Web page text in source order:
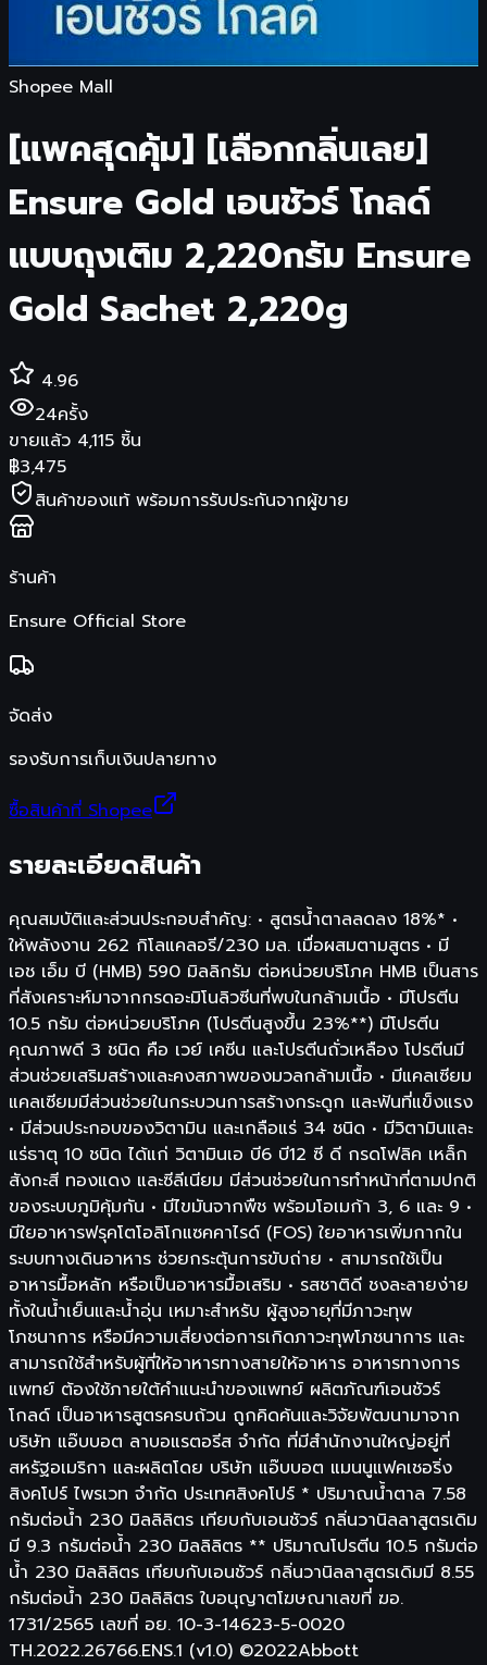
Shopee Mall
[แพคสุดคุ้ม] [เลือกกลิ่นเลย]
Ensure Gold เอนชัวร์ โกลด์
แบบถุงเติม 2,220กรัม Ensure
Gold Sachet 2,220g
4.96
24ครั้ง
ขายแล้ว 4,115 ชิ้น
฿3,475
สินค้าของแท้ พร้อมการรับประกันจากผู้ขาย
ร้านค้า
Ensure Official Store
จัดส่ง
รองรับการเก็บเงินปลายทาง
ซื้อสินค้าที่ Shopee
รายละเอียดสินค้า
คุณสมบัติและส่วนประกอบสำคัญ: • สูตรน้ำตาลลดลง 18%* •
ให้พลังงาน 262 กิโลแคลอรี/230 มล. เมื่อผสมตามสูตร • มี
เอช เอ็ม บี (HMB) 590 มิลลิกรัม ต่อหน่วยบริโภค HMB เป็นสาร
ที่สังเคราะห์มาจากกรดอะมิโนลิวซีนที่พบในกล้ามเนื้อ • มีโปรตีน
10.5 กรัม ต่อหน่วยบริโภค (โปรตีนสูงขึ้น 23%**) มีโปรตีน
คุณภาพดี 3 ชนิด คือ เวย์ เคซีน และโปรตีนถั่วเหลือง โปรตีนมี
ส่วนช่วยเสริมสร้างและคงสภาพของมวลกล้ามเนื้อ • มีแคลเซียม
แคลเซียมมีส่วนช่วยในกระบวนการสร้างกระดูก และฟันที่แข็งแรง
• มีส่วนประกอบของวิตามิน และเกลือแร่ 34 ชนิด • มีวิตามินและ
แร่ธาตุ 10 ชนิด ได้แก่ วิตามินเอ บี6 บี12 ซี ดี กรดโฟลิค เหล็ก
สังกะสี ทองแดง และซีลีเนียม มีส่วนช่วยในการทำหน้าที่ตามปกติ
ของระบบภูมิคุ้มกัน • มีไขมันจากพืช พร้อมโอเมก้า 3, 6 และ 9 •
มีใยอาหารฟรุคโตโอลิโกแซคคาไรด์ (FOS) ใยอาหารเพิ่มกากใน
ระบบทางเดินอาหาร ช่วยกระตุ้นการขับถ่าย • สามารถใช้เป็น
อาหารมื้อหลัก หรือเป็นอาหารมื้อเสริม • รสชาติดี ชงละลายง่าย
ทั้งในน้ำเย็นและน้ำอุ่น เหมาะสำหรับ ผู้สูงอายุที่มีภาวะทุพ
โภชนาการ หรือมีความเสี่ยงต่อการเกิดภาวะทุพโภชนาการ และ
สามารถใช้สำหรับผู้ที่ให้อาหารทางสายให้อาหาร อาหารทางการ
แพทย์ ต้องใช้ภายใต้คำแนะนำของแพทย์ ผลิตภัณฑ์เอนชัวร์
โกลด์ เป็นอาหารสูตรครบถ้วน ถูกคิดค้นและวิจัยพัฒนามาจาก
บริษัท แอ๊บบอต ลาบอแรตอรีส จำกัด ที่มีสำนักงานใหญ่อยู่ที่
สหรัฐอเมริกา และผลิตโดย บริษัท แอ๊บบอต แมนนูแฟคเชอริ่ง
สิงคโปร์ ไพรเวท จำกัด ประเทศสิงคโปร์ * ปริมาณนํ้าตาล 7.58
กรัมต่อน้ำ 230 มิลลิลิตร เทียบกับเอนชัวร์ กลิ่นวานิลลาสูตรเดิม
มี 9.3 กรัมต่อน้ำ 230 มิลลิลิตร ** ปริมาณโปรตีน 10.5 กรัมต่อ
น้ำ 230 มิลลิลิตร เทียบกับเอนชัวร์ กลิ่นวานิลลาสูตรเดิมมี 8.55
กรัมต่อน้ำ 230 มิลลิลิตร ใบอนุญาตโฆษณาเลขที่ ฆอ.
1731/2565 เลขที่ อย. 10-3-14623-5-0020
TH.2022.26766.ENS.1 (v1.0) ©2022Abbott